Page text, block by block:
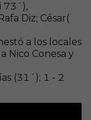
73´),
Diz; César(
a los locales
Nico Conesa y
(31´); 1 - 2